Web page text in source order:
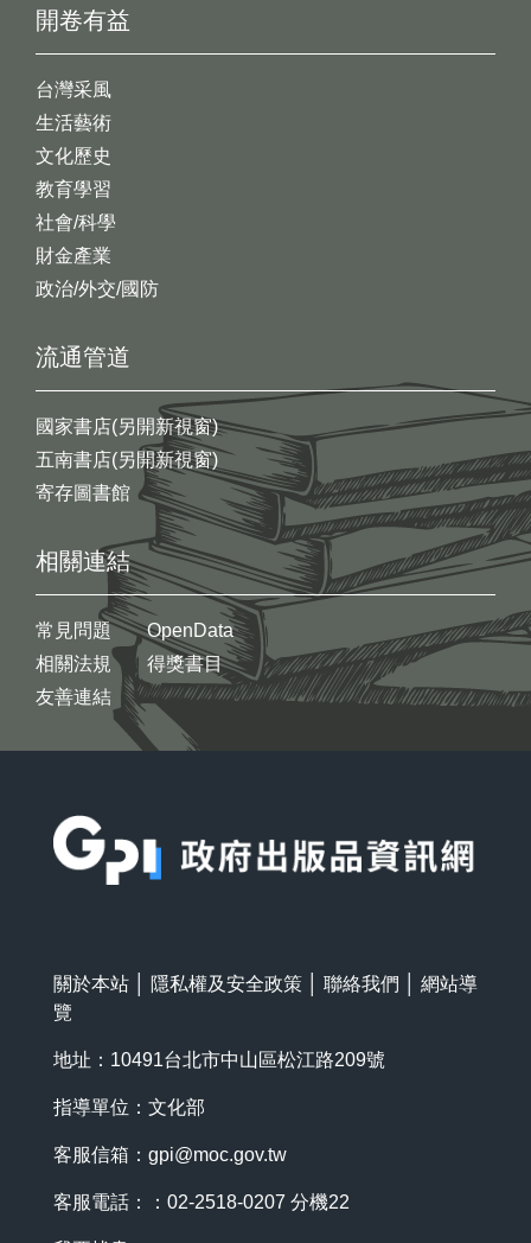
開卷有益
台灣采風
生活藝術
文化歷史
教育學習
社會/科學
財金產業
政治/外交/國防
流通管道
國家書店(另開新視窗)
五南書店(另開新視窗)
寄存圖書館
相關連結
常見問題
相關法規
友善連結
OpenData
得獎書目
關於本站 隱私權及安全政策 聯絡我們
網站導
覽
地址：10491台北市中山區松江路209號
指導單位：文化部
客服信箱： gpi@moc.gov.tw
客服電話：：02-2518-0207 分機22